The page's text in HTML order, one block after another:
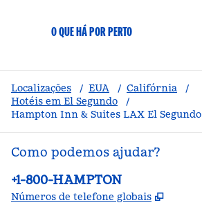
O QUE HÁ POR PERTO
Localizações / EUA / Califórnia
/
Hotéis em El Segundo
/
Hampton Inn & Suites LAX El Segundo
Como podemos ajudar?
Telefone:
+1-800-HAMPTON
Números de telefone globais ,